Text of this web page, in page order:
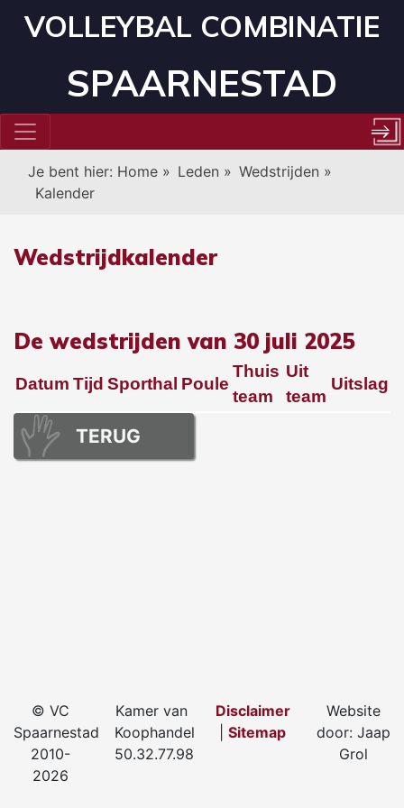
VOLLEYBAL COMBINATIE
SPAARNESTAD
Je bent hier: Home » Leden » Wedstrijden »
Kalender
Wedstrijdkalender
De wedstrijden van 30 juli 2025
Datum Tijd Sporthal Poule
Thuis
team
Uit
team
Uitslag
TERUG
© VC
Spaarnestad
2010-
2026
Kamer van
Koophandel
50.32.77.98
Disclaimer
Sitemap
Website
door: Jaap
Grol